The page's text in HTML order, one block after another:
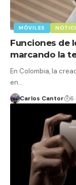
MÓVILES
Funciones de
marcando la
En Colombia, la
en…
Carlos Cantor 6